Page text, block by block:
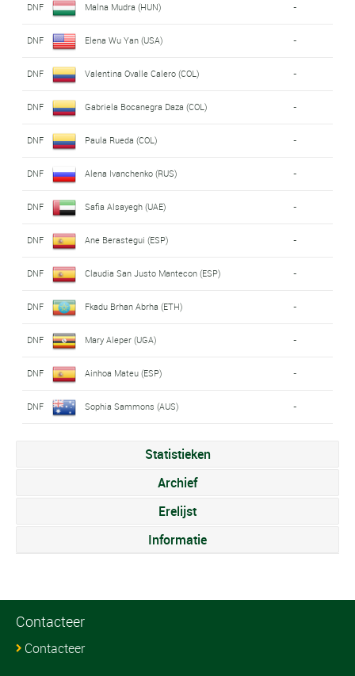
DNF Malna Mudra (HUN) -
DNF Elena Wu Yan (USA) -
DNF Valentina Ovalle Calero (COL) -
DNF Gabriela Bocanegra Daza (COL) -
DNF Paula Rueda (COL) -
DNF Alena Ivanchenko (RUS) -
DNF Safia Alsayegh (UAE) -
DNF Ane Berastegui (ESP) -
DNF Claudia San Justo Mantecon (ESP) -
DNF Fkadu Brhan Abrha (ETH) -
DNF Mary Aleper (UGA) -
DNF Ainhoa Mateu (ESP) -
DNF Sophia Sammons (AUS) -
Statistieken
Archief
Erelijst
Informatie
Contacteer
Contacteer